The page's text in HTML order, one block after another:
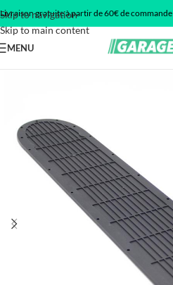
Skip to navigation
Skip to main content
Livraison gratuite à partir de 60€ de commande
MENU